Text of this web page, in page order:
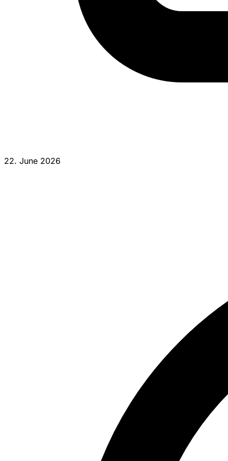
22. June 2026